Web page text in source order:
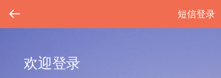
短信登录
欢迎登录